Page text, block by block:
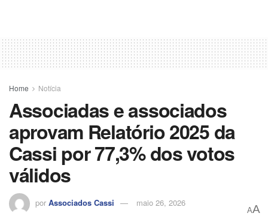
Home Notícia
Associadas e associados
aprovam Relatório 2025 da
Cassi por 77,3% dos votos
válidos
por Associados Cassi
maio 26, 2026
AA